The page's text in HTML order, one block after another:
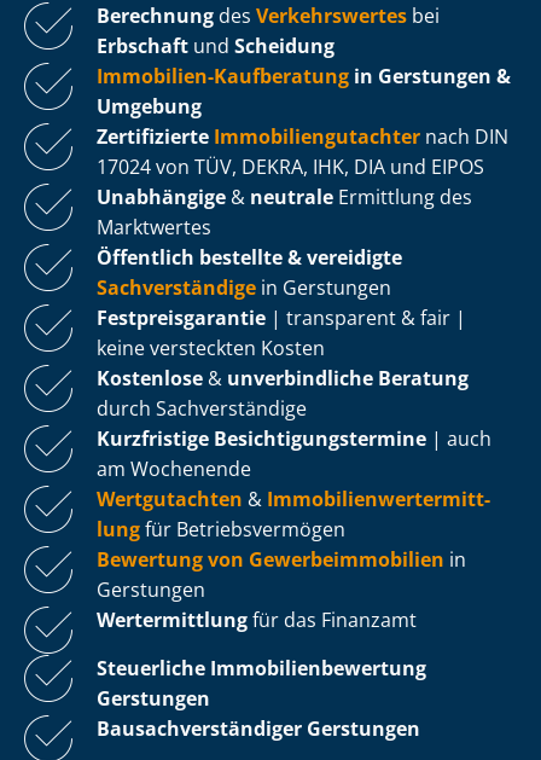
Berechnung des Verkehrswertes bei
Erbschaft und Scheidung
Immobilien-Kaufberatung in Gerstungen &
Umgebung
Zertifizierte Im­mo­bi­li­en­gut­ach­ter nach DIN
17024 von TÜV, DEKRA, IHK, DIA und EIPOS
Unabhängige & neutrale Ermittlung des
Marktwertes
Öffentlich bestellte & vereidigte
Sachverständige in Gerstungen
Fest­preis­ga­ran­tie | transparent & fair |
keine versteckten Kosten
Kostenlose & unverbindliche Beratung
durch Sachverständige
Kurzfristige Be­sich­ti­gungs­ter­mi­ne | auch
am Wochenende
Wertgutachten & Im­mo­bi­li­en­wert­ermitt­
lungfür Be­triebs­ver­mö­gen
Bewertung von Ge­wer­be­im­mo­bi­li­en in
Gerstungen
Wertermittlungfür das Finanzamt
Steuerliche Im­mo­bi­li­en­be­wer­tung
Gerstungen
Bau­sach­ver­stän­di­ger Gerstungen